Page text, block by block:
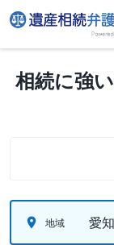
相続に強
地域 愛